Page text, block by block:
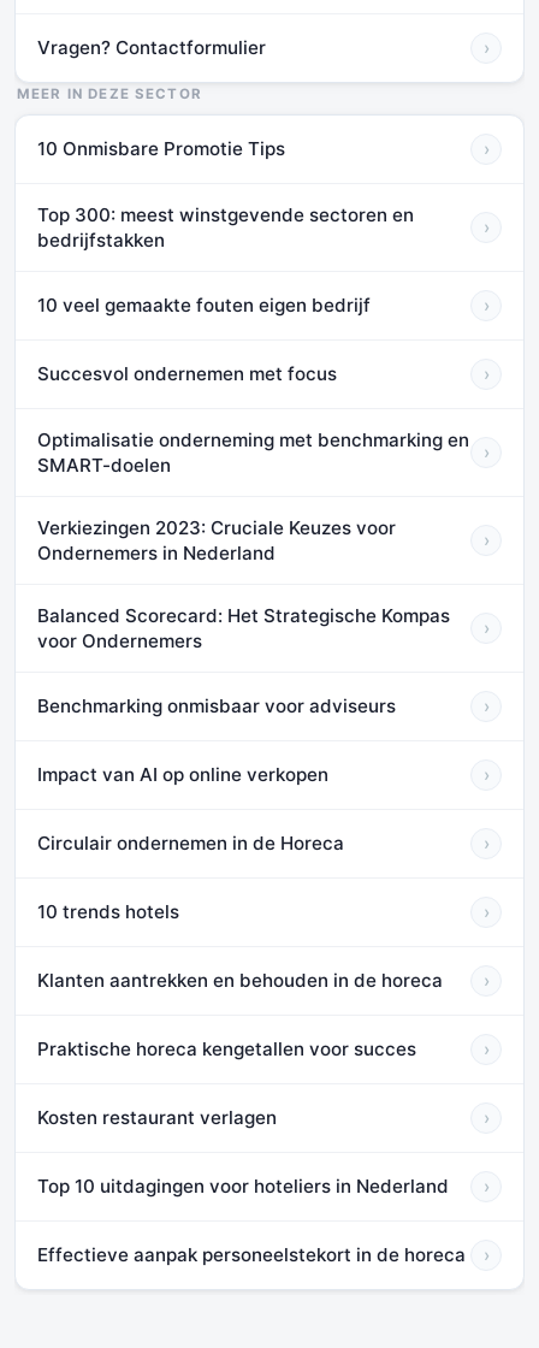
Vragen? Contactformulier ›
MEER IN DEZE SECTOR
10 Onmisbare Promotie Tips ›
Top 300: meest winstgevende sectoren en
bedrijfstakken
›
10 veel gemaakte fouten eigen bedrijf ›
Succesvol ondernemen met focus ›
Optimalisatie onderneming met benchmarking en
SMART-doelen
›
Verkiezingen 2023: Cruciale Keuzes voor
Ondernemers in Nederland
›
Balanced Scorecard: Het Strategische Kompas
voor Ondernemers
›
Benchmarking onmisbaar voor adviseurs ›
Impact van AI op online verkopen ›
Circulair ondernemen in de Horeca ›
10 trends hotels ›
Klanten aantrekken en behouden in de horeca ›
Praktische horeca kengetallen voor succes ›
Kosten restaurant verlagen ›
Top 10 uitdagingen voor hoteliers in Nederland ›
Effectieve aanpak personeelstekort in de horeca ›